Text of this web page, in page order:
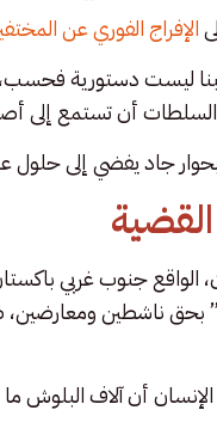
الإفراج الفوري عن
ليست دستورية فحسب،
أن تستمع إلى
جاد يفضي إلى حلول
الواقع جنوب غربي
بحق ناشطين
أن آلاف البلوش ما